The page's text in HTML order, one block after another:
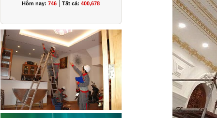
Hôm nay: 746 | Tất cả: 400,678